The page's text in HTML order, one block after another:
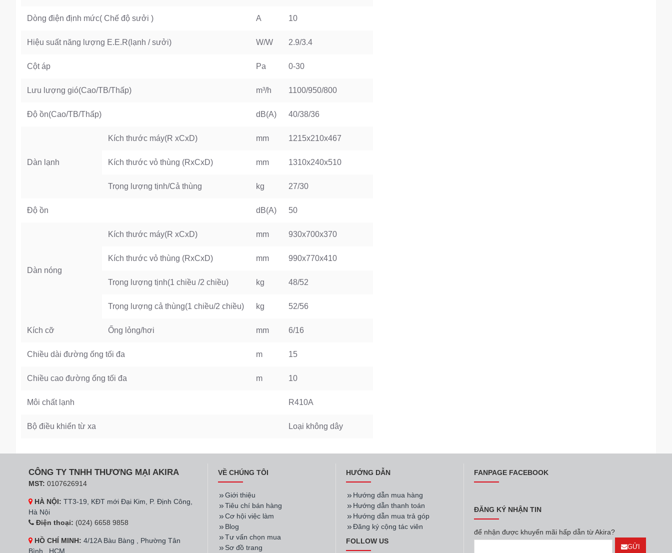
Dòng điện định mức( Chế độ sưởi ) A 10
Hiệu suất năng lượng E.E.R(lạnh / sưởi) W/W 2.9/3.4
Cột áp Pa 0-30
Lưu lượng gió(Cao/TB/Thấp) m³/h 1100/950/800
Độ ồn(Cao/TB/Thấp) dB(A) 40/38/36
Dàn lạnh
Kích thước máy(R xCxD) mm 1215x210x467
Kích thước vỏ thùng (RxCxD) mm 1310x240x510
Trọng lượng tịnh/Cả thùng kg 27/30
Độ ồn dB(A) 50
Dàn nóng
Kích thước máy(R xCxD) mm 930x700x370
Kích thước vỏ thùng (RxCxD) mm 990x770x410
Trọng lượng tịnh(1 chiều /2 chiều) kg 48/52
Trọng lượng cả thùng(1 chiều/2 chiều) kg 52/56
Kích cỡ Ống lỏng/hơi mm 6/16
Chiều dài đường ống tối đa m 15
Chiều cao đường ống tối đa m 10
Môi chất lạnh R410A
Bộ điều khiển từ xa Loại không dây
CÔNG TY TNHH THƯƠNG MẠI AKIRA
MST: 0107626914
HÀ NỘI: TT3-19, KĐT mới Đại Kim, P. Định Công,
Hà Nội
Điện thoại: (024) 6658 9858
HỒ CHÍ MINH: 4/12A Bàu Bàng , Phường Tân
Bình , HCM
VỀ CHÚNG TÔI
Giới thiệu
Tiêu chí bán hàng
Cơ hội việc làm
Blog
Tư vấn chọn mua
Sơ đồ trang
HƯỚNG DẪN
Hướng dẫn mua hàng
Hướng dẫn thanh toán
Hướng dẫn mua trả góp
Đăng ký cộng tác viên
FOLLOW US
FANPAGE FACEBOOK
ĐĂNG KÝ NHẬN TIN
để nhận được khuyến mãi hấp dẫn từ Akira?
GỬI